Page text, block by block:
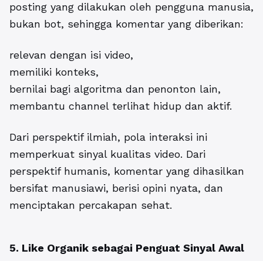
posting yang dilakukan oleh pengguna manusia,
bukan bot, sehingga komentar yang diberikan:
relevan dengan isi video,
memiliki konteks,
bernilai bagi algoritma dan penonton lain,
membantu channel terlihat hidup dan aktif.
Dari perspektif ilmiah, pola interaksi ini
memperkuat sinyal kualitas video. Dari
perspektif humanis, komentar yang dihasilkan
bersifat manusiawi, berisi opini nyata, dan
menciptakan percakapan sehat.
5. Like Organik sebagai Penguat Sinyal Awal